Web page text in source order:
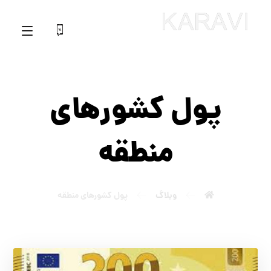
پول کشورهای
منطقه
وبلاگ